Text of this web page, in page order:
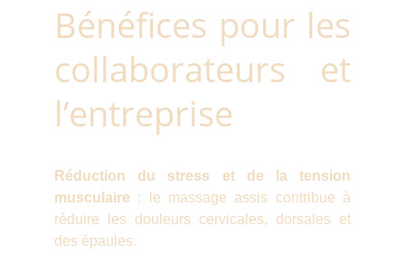
Bénéfices pour les
collaborateurs et
l’entreprise
Réduction du stress et de la tension
musculaire : le massage assis contribue à
réduire les douleurs cervicales, dorsales et
des épaules.